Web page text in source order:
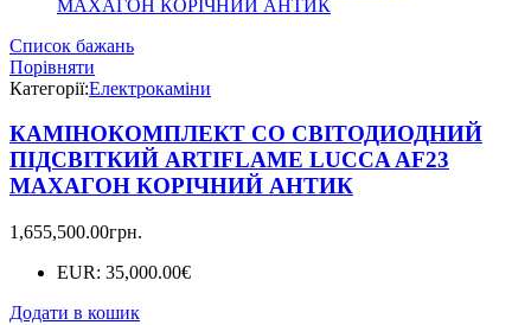
Список бажань
Порівняти
Категорії:Електрокаміни
КАМІНОКОМПЛЕКТ СО СВІТОДИОДНИЙ
ПІДСВІТКИЙ ARTIFLAME LUCCA AF23
МАХАГОН КОРІЧНИЙ АНТИК
1,655,500.00грн.
EUR: 35,000.00€
Додати в кошик